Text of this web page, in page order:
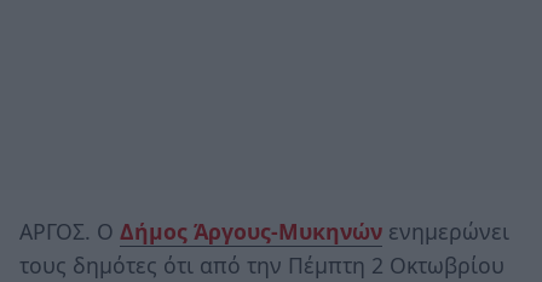
ΑΡΓΟΣ. Ο Δήμος Άργους-Μυκηνών ενημερώνει
τους δημότες ότι από την Πέμπτη 2 Οκτωβρίου